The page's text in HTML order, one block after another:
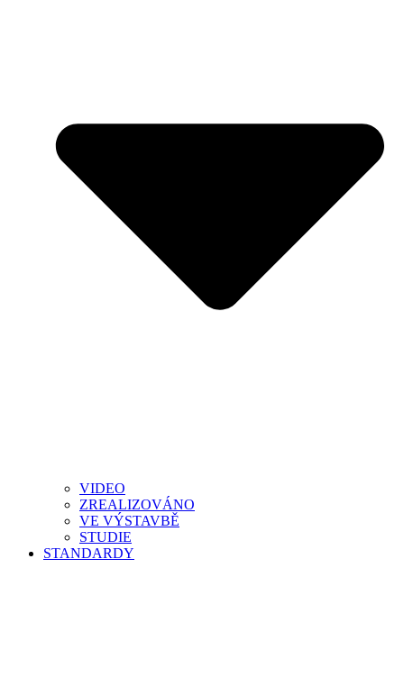
VIDEO
ZREALIZOVÁNO
VE VÝSTAVBĚ
STUDIE
STANDARDY